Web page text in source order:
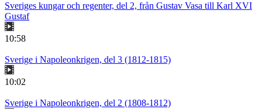
Sveriges kungar och regenter, del 2, från Gustav Vasa till Karl XVI
Gustaf
10:58
Sverige i Napoleonkrigen, del 3 (1812-1815)
10:02
Sverige i Napoleonkrigen, del 2 (1808-1812)